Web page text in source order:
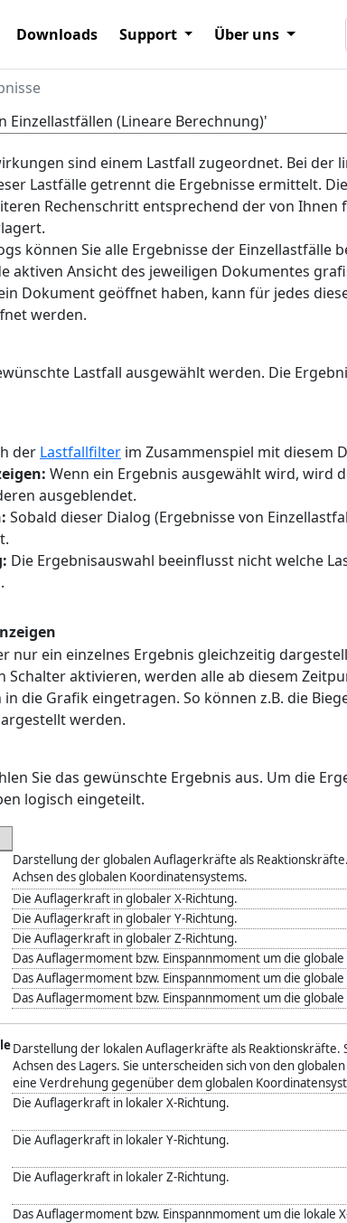
Downloads Support Über uns
Einzellastfällen (Lineare Berechnung)'
sind einem Lastfall zugeordnet. Bei der
Lastfälle getrennt die Ergebnisse ermittelt.
Rechenschritt entsprechend der von
können Sie alle Ergebnisse der Einzellastfälle
aktiven Ansicht des jeweiligen Dokumentes
Dokument geöffnet haben, kann für jedes
werden.
Lastfall ausgewählt werden. Die
der Lastfallfilter im Zusammenspiel mit diesem
Wenn ein Ergebnis ausgewählt wird, wird
ausgeblendet.
Sobald dieser Dialog (Ergebnisse von
Die Ergebnisauswahl beeinflusst nicht welche
nur ein einzelnes Ergebnis gleichzeitig
Schalter aktivieren, werden alle ab diesem
die Grafik eingetragen. So können z.B. die
werden.
Sie das gewünschte Ergebnis aus. Um die
logisch eingeteilt.
Darstellung der globalen Auflagerkräfte als
Achsen des globalen Koordinatensystems.
Die Auflagerkraft in globaler X-Richtung.
Die Auflagerkraft in globaler Y-Richtung.
Die Auflagerkraft in globaler Z-Richtung.
Das Auflagermoment bzw. Einspannmoment um die globale
Das Auflagermoment bzw. Einspannmoment um die globale
Das Auflagermoment bzw. Einspannmoment um die globale
Darstellung der lokalen Auflagerkräfte als Reaktionskräfte.
Achsen des Lagers. Sie unterscheiden sich von den
eine Verdrehung gegenüber dem globalen
Die Auflagerkraft in lokaler X-Richtung.
Die Auflagerkraft in lokaler Y-Richtung.
Die Auflagerkraft in lokaler Z-Richtung.
Das Auflagermoment bzw. Einspannmoment um die lokale